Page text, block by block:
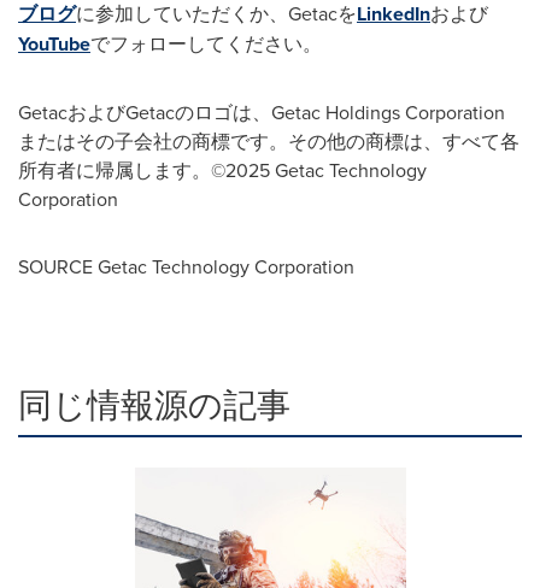
ブログに参加していただくか、 GetacをLinkedInおよび
YouTubeでフォローしてください。
GetacおよびGetacのロゴは、 Getac Holdings Corporation
またはその子会社の商標です。その他の商標は、すべて各
所有者に帰属します。 ©2025 Getac Technology
Corporation
SOURCE Getac Technology Corporation
同じ情報源の記事